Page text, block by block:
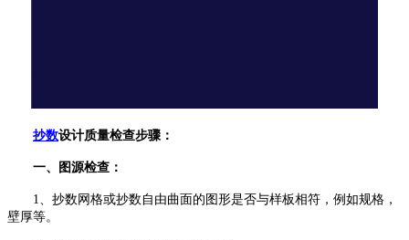
抄数设计质量检查步骤：
一、图源检查：
1、抄数网格或抄数自由曲面的图形是否与样板相符，例如规格，
壁厚等。